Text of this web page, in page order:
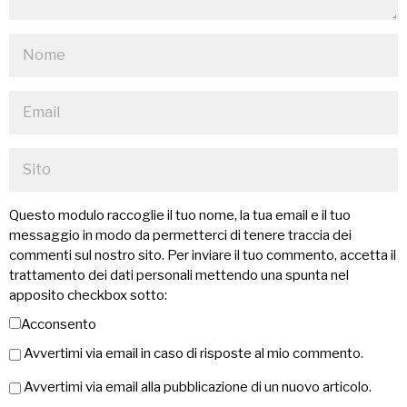
Questo modulo raccoglie il tuo nome, la tua email e il tuo
messaggio in modo da permetterci di tenere traccia dei
commenti sul nostro sito. Per inviare il tuo commento, accetta il
trattamento dei dati personali mettendo una spunta nel
apposito checkbox sotto:
Acconsento
Avvertimi via email in caso di risposte al mio commento.
Avvertimi via email alla pubblicazione di un nuovo articolo.